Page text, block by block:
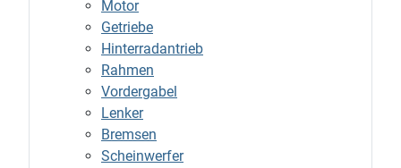
Motor
Getriebe
Hinterradantrieb
Rahmen
Vordergabel
Lenker
Bremsen
Scheinwerfer